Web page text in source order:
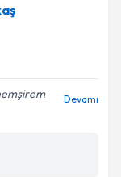
takvimi
almanız
ile
Devamı